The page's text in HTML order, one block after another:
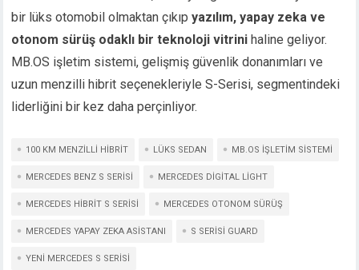
bir lüks otomobil olmaktan çıkıpyazılım, yapay zeka ve
otonom sürüş odaklı bir teknoloji vitrini haline geliyor.
MB.OS işletim sistemi, gelişmiş güvenlik donanımları ve
uzun menzilli hibrit seçenekleriyle S-Serisi, segmentindeki
liderliğini bir kez daha perçinliyor.
100 KM MENZILLI HIBRIT LÜKS SEDAN MB.OS IŞLETIM SISTEMI
MERCEDES BENZ S SERISI MERCEDES DIGITAL LIGHT
MERCEDES HIBRIT S SERISI MERCEDES OTONOM SÜRÜŞ
MERCEDES YAPAY ZEKA ASISTANI S SERISI GUARD
YENI MERCEDES S SERISI